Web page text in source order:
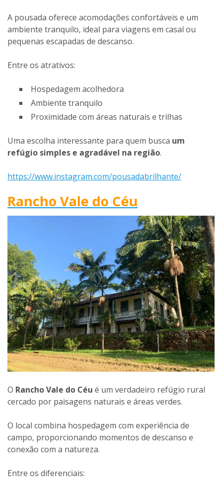
A pousada oferece acomodações confortáveis e um
ambiente tranquilo, ideal para viagens em casal ou
pequenas escapadas de descanso.
Entre os atrativos:
Hospedagem acolhedora
Ambiente tranquilo
Proximidade com áreas naturais e trilhas
Uma escolha interessante para quem busca um
refúgio simples e agradável na região.
https://www.instagram.com/pousadabrilhante/
Rancho Vale do Céu
O Rancho Vale do Céu é um verdadeiro refúgio rural
cercado por paisagens naturais e áreas verdes.
O local combina hospedagem com experiência de
campo, proporcionando momentos de descanso e
conexão com a natureza.
Entre os diferenciais: